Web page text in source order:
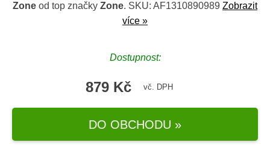
Zone od top značky Zone. SKU: AF1310890989 Zobrazit
více »
Dostupnost:
879 Kč vč. DPH
DO OBCHODU »